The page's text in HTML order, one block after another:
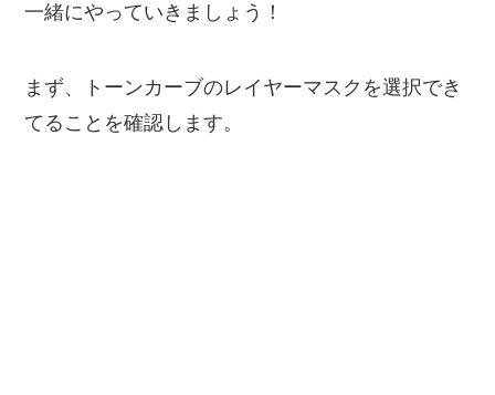
一緒にやっていきましょう！
まず、トーンカーブのレイヤーマスクを選択でき
てることを確認します。